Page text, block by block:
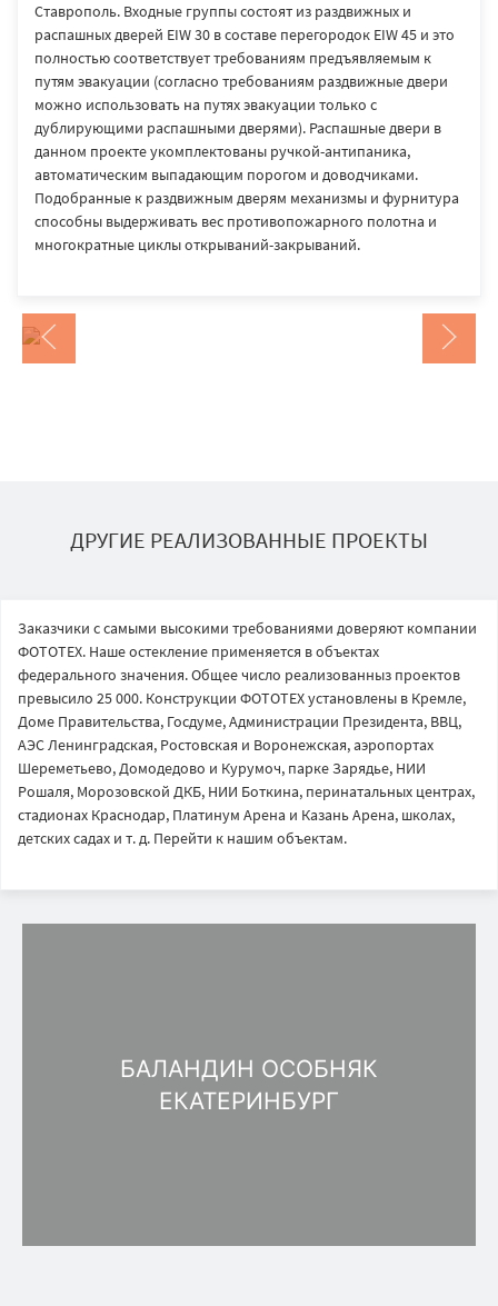
Ставрополь. Входные группы состоят из раздвижных и
распашных дверей EIW 30 в составе перегородок EIW 45 и это
полностью соответствует требованиям предъявляемым к
путям эвакуации (согласно требованиям раздвижные двери
можно использовать на путях эвакуации только с
дублирующими распашными дверями). Распашные двери в
данном проекте укомплектованы ручкой-антипаника,
автоматическим выпадающим порогом и доводчиками.
Подобранные к раздвижным дверям механизмы и фурнитура
способны выдерживать вес противопожарного полотна и
многократные циклы открываний-закрываний.
ДРУГИЕ РЕАЛИЗОВАННЫЕ ПРОЕКТЫ
Заказчики с самыми высокими требованиями доверяют компании
ФОТОТЕХ. Наше остекление применяется в объектах
федерального значения. Общее число реализованныз проектов
превысило 25 000. Конструкции ФОТОТЕХ установлены в Кремле,
Доме Правительства, Госдуме, Администрации Президента, ВВЦ,
АЭС Ленинградская, Ростовская и Воронежская, аэропортах
Шереметьево, Домодедово и Курумоч, парке Зарядье, НИИ
Рошаля, Морозовской ДКБ, НИИ Боткина, перинатальных центрах,
стадионах Краснодар, Платинум Арена и Казань Арена, школах,
детских садах и т. д. Перейти к нашим объектам.
БАЛАНДИН ОСОБНЯК
ЕКАТЕРИНБУРГ